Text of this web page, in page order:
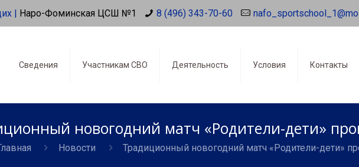
| Наро-Фоминская ЦСШ №1 8 (496) 343-70-60
Сведения Участникам СВО Деятельность Условия Контакты
новогодний матч «Родители-дети»
Новости Традиционный новогодний матч «Родители-дети»